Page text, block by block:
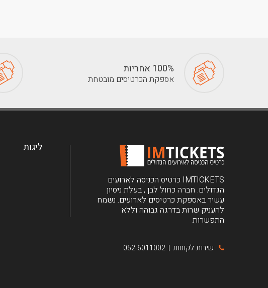
100% אחריות
אספקת הכרטיסים מובטחת
IMTICKETS כרטיס הכניסה לארועים
הגדולים. חברה כחול לבן , בעלת ניסיון
עשיר באספקת כרטיסים לארועים. נשמח
להעניק שרות בדרגה גבוהה וללא
התפשרות
שירות לקוחות |
052-6011002
ליגות